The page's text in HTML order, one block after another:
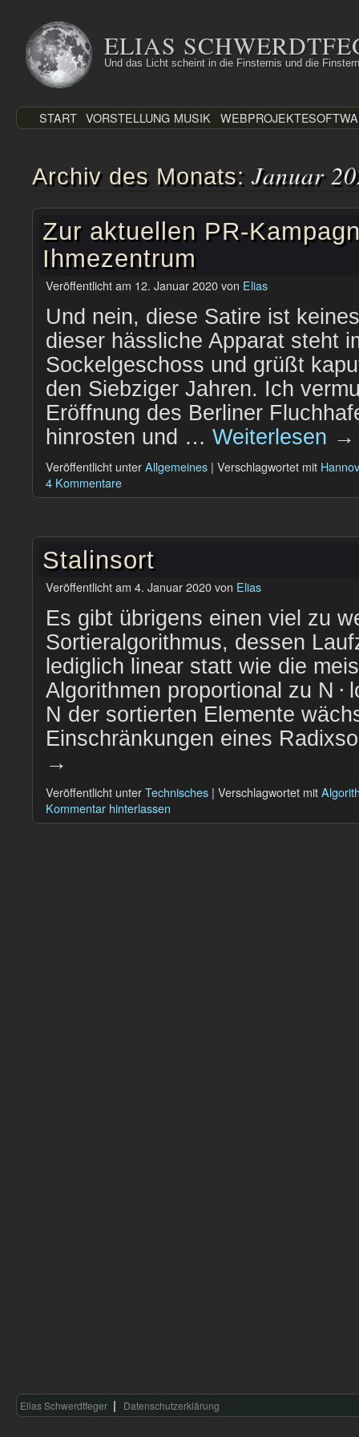
Inhalt
springen
ELIAS
Und das Licht scheint in die Finsternis und die
START VORSTELLUNG MUSIK WEBPROJEKTE
Archiv des Monats: Januar
Zur aktuellen PR-
Ihmezentrum
Veröffentlicht am 12. Januar 2020von Elias
Und nein, diese Satire ist
dieser hässliche Apparat steht
Sockelgeschoss und grüßt
den Siebziger Jahren. Ich
Eröffnung des Berliner
hinrosten und … Weiterlesen →
Veröffentlicht unterAllgemeines | Verschlagwortet mit
4 Kommentare
Stalinsort
Veröffentlicht am 4. Januar 2020von Elias
Es gibt übrigens einen viel zu
Sortieralgorithmus, dessen
lediglich linear statt wie die
Algorithmen proportional zu N ⋅
N der sortierten Elemente
Einschränkungen eines
→
Veröffentlicht unterTechnisches | Verschlagwortet mit
Kommentar hinterlassen
Elias Schwerdtfeger Datenschutzerklärung